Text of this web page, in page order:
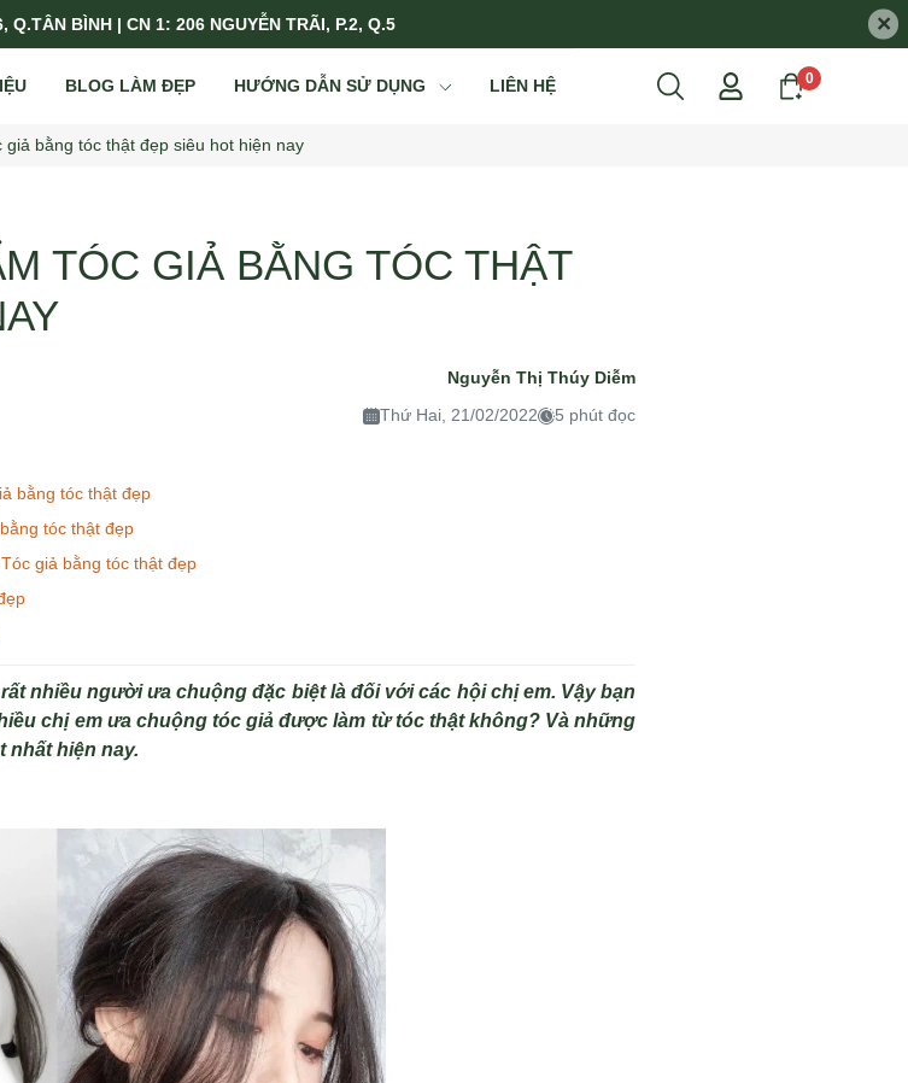
Q.TÂN BÌNH | CN 1: 206 NGUYỄN TRÃI, P.2, Q.5 ×
BLOG LÀM ĐẸP HƯỚNG DẪN SỬ DỤNG LIÊN HỆ 0
giả bằng tóc thật đẹp siêu hot hiện nay
TÓC GIẢ BẰNG TÓC THẬT
Nguyễn Thị Thúy Diễm
Thứ Hai, 21/02/2022
5 phút đọc
bằng tóc thật đẹp
tóc thật đẹp
giả bằng tóc thật đẹp
nhiều người ưa chuộng đặc biệt là đối với các hội chị em. Vậy bạn
chị em ưa chuộng tóc giả được làm từ tóc thật không? Và những
nhất hiện nay.